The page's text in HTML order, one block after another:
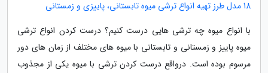
18 مدل طرز تهیه انواع ترشی میوه تابستانی، پاییزی و زمستانی
با انواع میوه چه ترشی هایی درست کنیم؟ درست کردن انواع ترشی
میوه پاییز و زمستانی و تابستانی با میوه های مختلف از زمان های دور
مرسوم بوده است. درواقع درست کردن ترشی با میوه یکی از مجذوب